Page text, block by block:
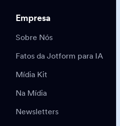
Empresa
Sobre Nós
Fatos da Jotform para IA
Mídia Kit
Na Mídia
Newsletters